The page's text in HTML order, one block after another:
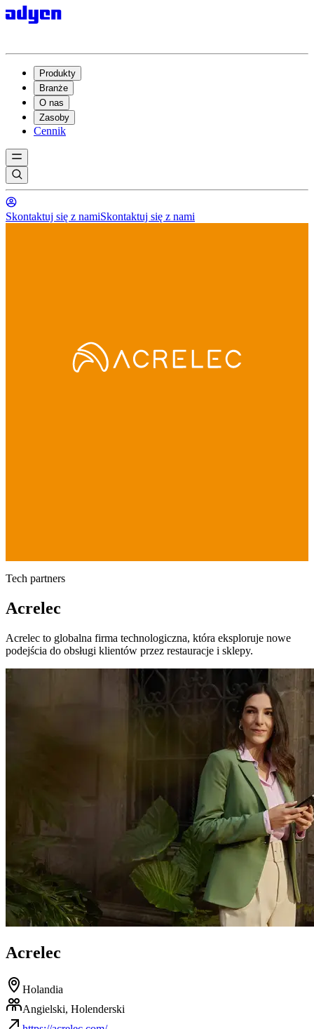
Produkty
Branże
O nas
Zasoby
Cennik
Skontaktuj się z namiSkontaktuj się z nami
Tech partners
Acrelec
Acrelec to globalna firma technologiczna, która eksploruje nowe
podejścia do obsługi klientów przez restauracje i sklepy.
Acrelec
Holandia
Angielski, Holenderski